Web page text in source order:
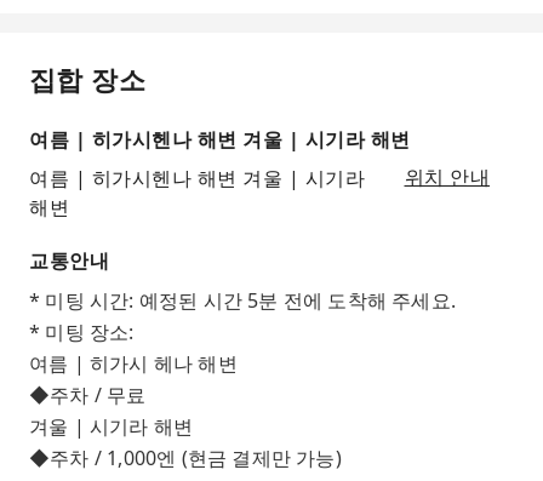
집합 장소
여름 | 히가시헨나 해변 겨울 | 시기라 해변
여름 | 히가시헨나 해변 겨울 | 시기라
해변
위치 안내
교통안내
* 미팅 시간: 예정된 시간 5분 전에 도착해 주세요.
* 미팅 장소:
여름 | 히가시 헤나 해변
◆주차 / 무료
겨울 | 시기라 해변
◆주차 / 1,000엔 (현금 결제만 가능)